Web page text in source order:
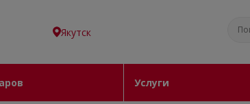
Якутск
Услуги